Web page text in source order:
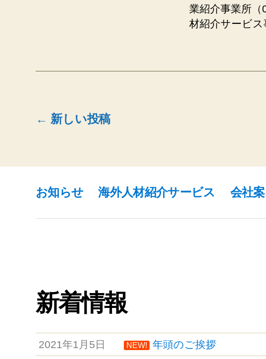
業紹介事業所
材紹介サービ
投
ナ
ビ
シ
ョ
← 新しい投稿
お知らせ 海外人材紹介サービス 会社
新着情報
2021年1月5日 NEW! 年頭のご挨拶